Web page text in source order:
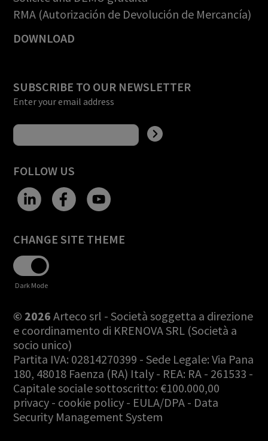
RMA (Autorización de Devolución de Mercancía)
DOWNLOAD
SUBSCRIBE TO OUR NEWSLETTER
Enter your email address
FOLLOW US
CHANGE SITE THEME
Dark Mode
© 2026 Arteco srl - Società soggetta a direzione
e coordinamento di KRENOVA SRL (Società a
socio unico)
Partita IVA: 02814270399 - Sede Legale: Via Pana
180, 48018 Faenza (RA) Italy - REA: RA - 261533 -
Capitale sociale sottoscritto: €100.000,00
privacy - cookie policy - EULA/DPA - Data
Security Management System